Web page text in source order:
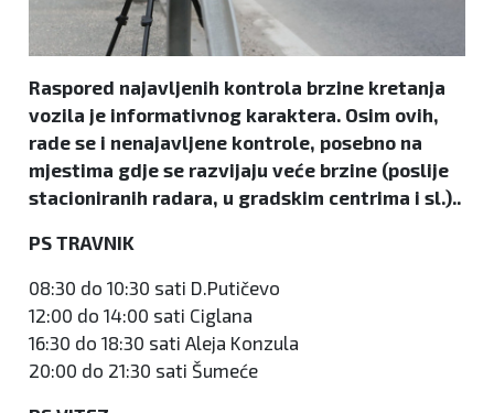
Raspored najavljenih kontrola brzine kretanja
vozila je informativnog karaktera. Osim ovih,
rade se i nenajavljene kontrole, posebno na
mjestima gdje se razvijaju veće brzine (poslije
stacioniranih radara, u gradskim centrima i sl.)..
PS TRAVNIK
08:30 do 10:30 sati D.Putičevo
12:00 do 14:00 sati Ciglana
16:30 do 18:30 sati Aleja Konzula
20:00 do 21:30 sati Šumeće